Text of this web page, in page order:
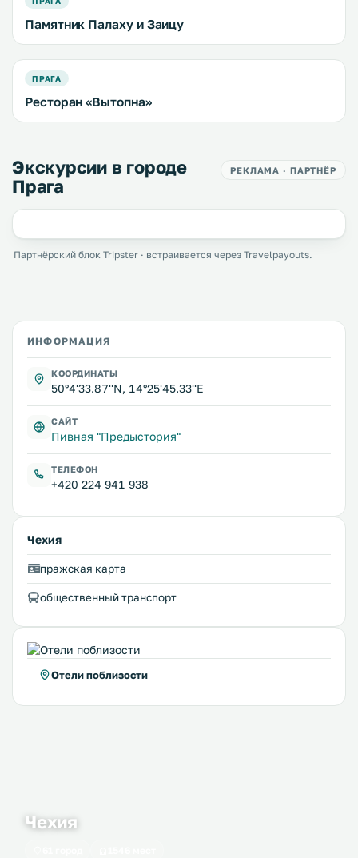
Памятник Палаху и Заицу
ПРАГА
Ресторан «Вытопна»
Экскурсии в городе
Прага
РЕКЛАМА · ПАРТНЁР
Партнёрский блок Tripster · встраивается через Travelpayouts.
ИНФОРМАЦИЯ
КООРДИНАТЫ
50°4'33.87''N, 14°25'45.33''E
САЙТ
Пивная "Предыстория"
ТЕЛЕФОН
+420 224 941 938
Чехия
пражская карта
общественный транспорт
Отели поблизости
Чехия